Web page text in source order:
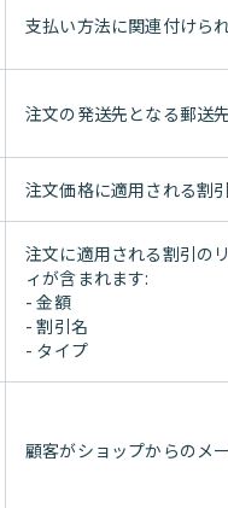
支払い方法に関連付けら
注文の発送先となる郵送先
注文価格に適用される割
注文に適用される割引の
ィが含まれます:
- 金額
- 割引名
- タイプ
顧客がショップからのメ